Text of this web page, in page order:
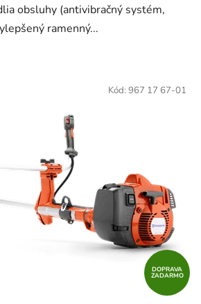
obsluhy (antivibračný systém,
ramenný...
DOPRAVA
ZADARMO
Kód: 967 17 67-01